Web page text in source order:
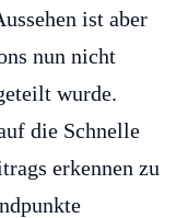
ist aber
nun nicht
wurde.
die Schnelle
erkennen zu